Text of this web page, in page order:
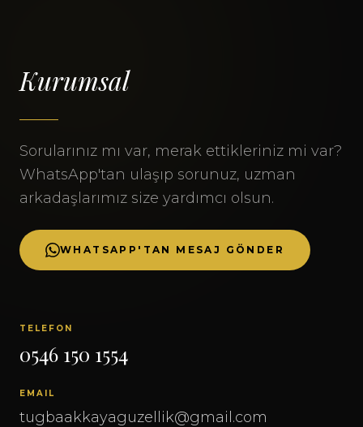
Kurumsal
Sorularınız mı var, merak ettikleriniz mi var?
WhatsApp'tan ulaşıp sorunuz, uzman
arkadaşlarımız size yardımcı olsun.
WHATSAPP'TAN MESAJ GÖNDER
TELEFON
0546 150 1554
EMAIL
tugbaakkayaguzellik@gmail.com